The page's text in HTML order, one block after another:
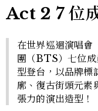
Act 2 7 位
在世界巡迴演唱
團（BTS）七位
型登台，以品牌標
廓、復古街頭元素
張力的演出造型！